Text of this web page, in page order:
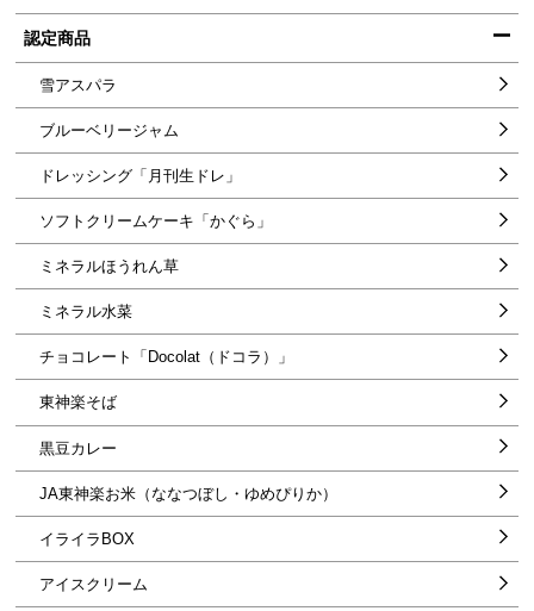
株式会社 吉原農場 取締役 吉原康弘さん
株式会社 おおかくファーム 会長 大角博さん
東神楽蔬菜組合 [会長]金田俊一さん [組合員]外山貴義さん、井
株式会社ホーブ代表取締役会長 高橋巌さん
アスパラ農家 熊谷隆一さん
有限会社アイス工房田村ファーム 田村みどりさん
認定商品
雪アスパラ
ブルーベリージャム
ドレッシング「月刊生ドレ」
ソフトクリームケーキ「かぐら」
ミネラルほうれん草
ミネラル水菜
チョコレート「Docolat（ドコラ）」
東神楽そば
黒豆カレー
JA東神楽お米（ななつぼし・ゆめぴりか）
イライラBOX
アイスクリーム